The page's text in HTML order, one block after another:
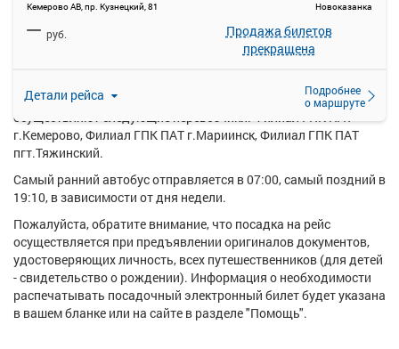
Кемерово АВ, пр. Кузнецкий, 81 Новоказанка
Детали рейса
Подробнее
о маршруте
— руб.
Продажа билетов
прекращена
На данной странице вы можете ознакомиться с расписанием и
купить билет онлайн на автобус Кемерово - Новоказанка.
Ежедневно по маршруту Кемерово - Новоказанка курсирует в
Перевозку пассажиров по данному направлению
осуществляют следующие перевозчики: Филиал ГПК ПАТ
г.Кемерово, Филиал ГПК ПАТ г.Мариинск, Филиал ГПК ПАТ
пгт.Тяжинский.
Самый ранний автобус отправляется в 07:00, самый поздний в
19:10, в зависимости от дня недели.
Пожалуйста, обратите внимание, что посадка на рейс
осуществляется при предъявлении оригиналов документов,
удостоверяющих личность, всех путешественников (для детей
- свидетельство о рождении). Информация о необходимости
распечатывать посадочный электронный билет будет указана
в вашем бланке или на сайте в разделе "Помощь".